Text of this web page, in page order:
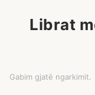
Librat
Gabim gjatë ngarkimit.